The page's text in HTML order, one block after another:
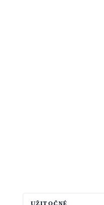
UŽITOČNÉ